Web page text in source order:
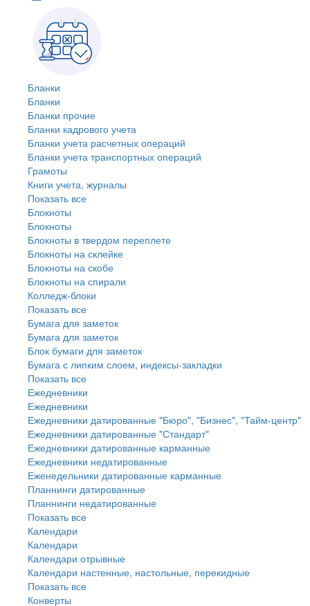
Бланки
Бланки
Бланки прочие
Бланки кадрового учета
Бланки учета расчетных операций
Бланки учета транспортных операций
Грамоты
Книги учета, журналы
Показать все
Блокноты
Блокноты
Блокноты в твердом переплете
Блокноты на склейке
Блокноты на скобе
Блокноты на спирали
Колледж-блоки
Показать все
Бумага для заметок
Бумага для заметок
Блок бумаги для заметок
Бумага с липким слоем, индексы-закладки
Показать все
Ежедневники
Ежедневники
Ежедневники датированные "Бюро", "Бизнес", "Тайм-центр"
Ежедневники датированные "Стандарт"
Ежедневники датированные карманные
Ежедневники недатированные
Еженедельники датированные карманные
Планнинги датированные
Планнинги недатированные
Показать все
Календари
Календари
Календари отрывные
Календари настенные, настольные, перекидные
Показать все
Конверты